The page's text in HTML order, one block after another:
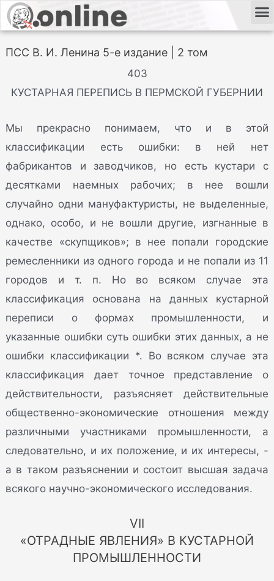
ПСС В. И. Ленина 5-е издание | 2 том
403
КУСТАРНАЯ ПЕРЕПИСЬ В ПЕРМСКОЙ ГУБЕРНИИ
Мы прекрасно понимаем, что и в этой
классификации есть ошибки: в ней нет
фабрикантов и заводчиков, но есть кустари с
десятками наемных рабочих; в нее вошли
случайно одни мануфактуристы, не выделенные,
однако, особо, и не вошли другие, изгнанные в
качестве «скупщиков»; в нее попали городские
ремесленники из одного города и не попали из 11
городов и т. п. Но во всяком случае эта
классификация основана на данных кустарной
переписи о формах промышленности, и
указанные ошибки суть ошибки этих данных, а не
ошибки классификации *. Во всяком случае эта
классификация дает точное представление о
действительности, разъясняет действительные
общественно-экономические отношения между
различными участниками промышленности, а
следовательно, и их положение, и их интересы, -
а в таком разъяснении и состоит высшая задача
всякого научно-экономического исследования.
VII
«ОТРАДНЫЕ ЯВЛЕНИЯ» В КУСТАРНОЙ
ПРОМЫШЛЕННОСТИ